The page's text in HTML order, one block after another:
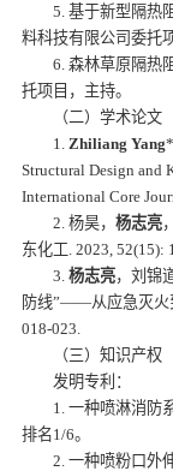
5. 基于新型隔热
料科技有限公司委托
6. 森林草原隔热
托项目，主持。
（二）学术论文
1. Zhiliang Yang
Structural Design and
International Core
2. 杨昊，杨志亮
东化工. 2023, 52(15):
3.杨志亮，刘锦
防线”——从应急灭火
018-023.
（三）知识产权
发明专利：
1. 一种喷淋消防
排名1/6。
2. 一种喷粉口外